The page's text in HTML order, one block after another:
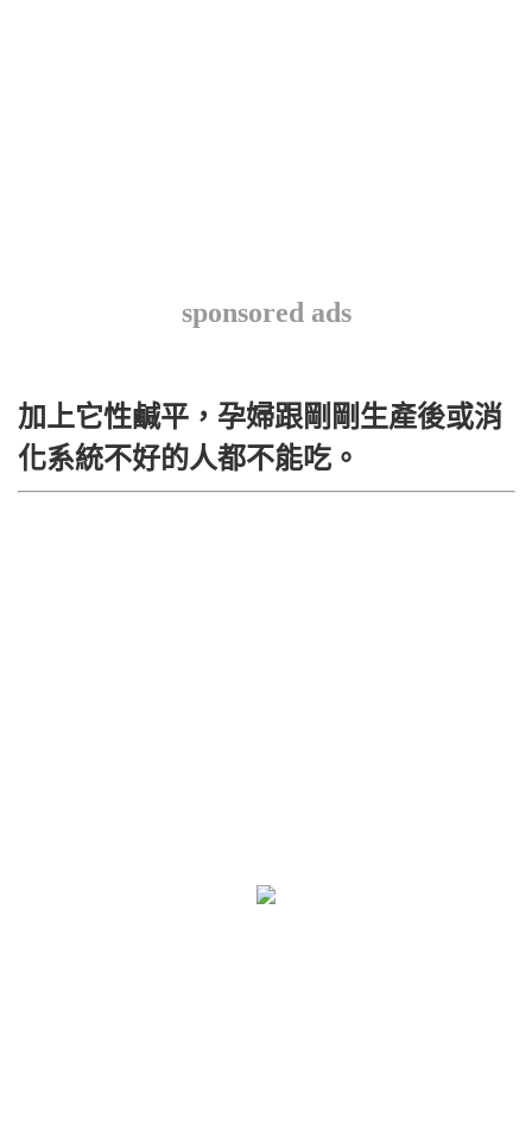
sponsored ads
加上它性鹹平，孕婦跟剛剛生產後或消
化系統不好的人都不能吃。